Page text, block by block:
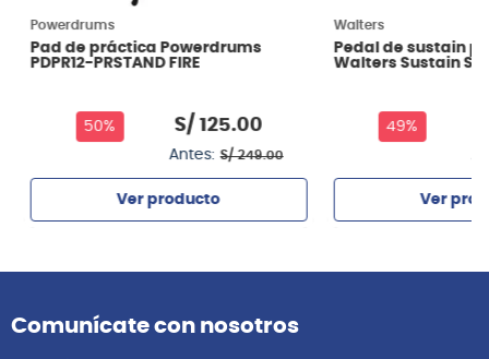
Powerdrums
Pad de práctica Powerdrums
PDPR12-PRSTAND FIRE
50% S/ 125.00
Antes: S/ 249.00
Ver producto
Walters
Pedal de sustain
Walters Sustain SV
49%
Ver
Comunícate con nosotros